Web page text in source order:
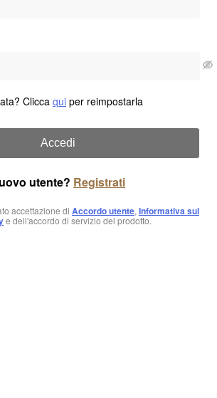
Clicca qui per reimpostarla
Accedi
utente? Registrati
accettazione di Accordo utente, Informativa sul
e dell'accordo di servizio del prodotto.